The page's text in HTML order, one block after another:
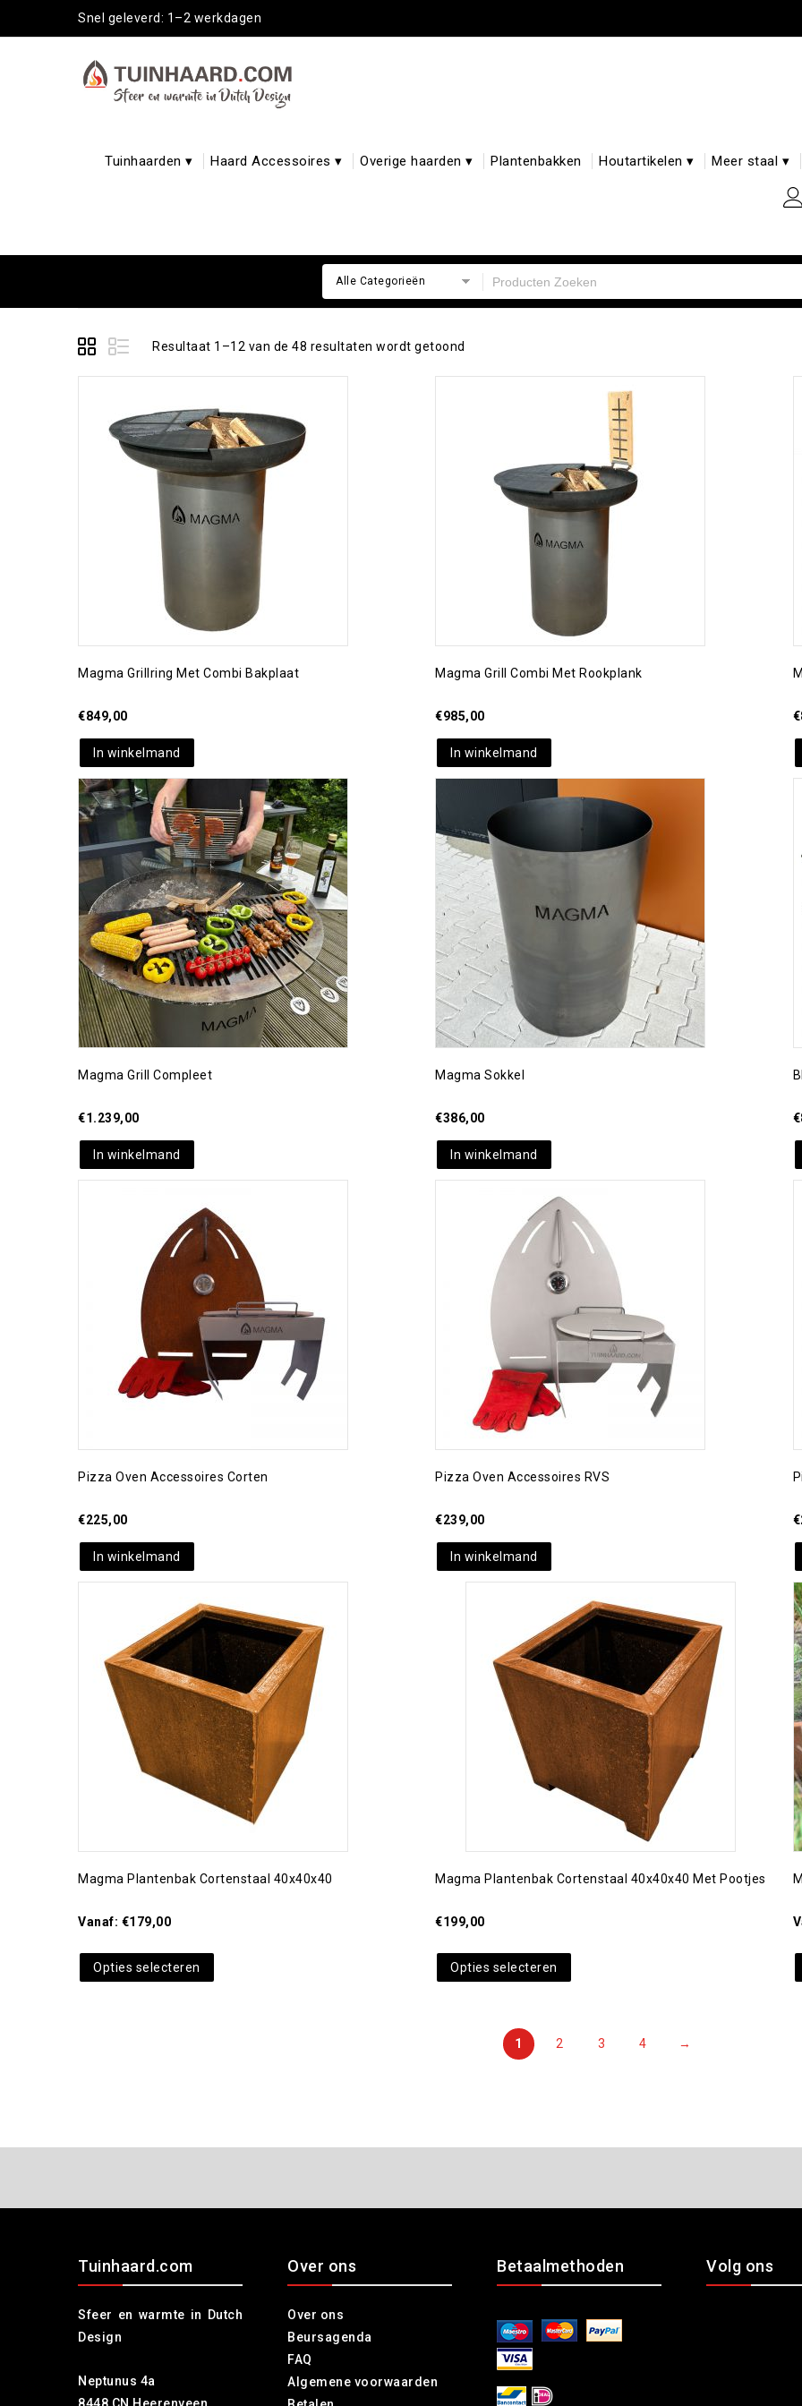
Snel geleverd: 1–2 werkdagen
Tuinhaarden ▾ Haard Accessoires ▾ Overige haarden ▾ Plantenbakken Houtartikelen ▾ Meer staal ▾
Alle Categorieën
Resultaat 1–12 van de 48 resultaten wordt getoond
Magma Grillring Met Combi Bakplaat
€849,00
In winkelmand
Magma Grill Combi Met Rookplank
€985,00
In winkelmand
€
Magma Grill Compleet
€1.239,00
In winkelmand
Magma Sokkel
€386,00
In winkelmand
€
Pizza Oven Accessoires Corten
€225,00
In winkelmand
Pizza Oven Accessoires RVS
€239,00
In winkelmand
€
Magma Plantenbak Cortenstaal 40x40x40
Vanaf: €179,00
Opties selecteren
Magma Plantenbak Cortenstaal 40x40x40 Met Pootjes
€199,00
Opties selecteren
1 2 3 4 →
Tuinhaard.com
Sfeer en warmte in Dutch
Design
Neptunus 4a
Over ons
Over ons
Beursagenda
FAQ
Algemene voorwaarden
Betaalmethoden Volg ons